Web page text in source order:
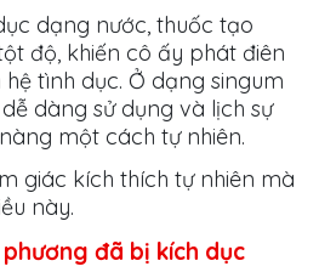
dạng nước, thuốc tạo
độ, khiến cô ấy phát điên
tình dục. Ở dạng singum
dàng sử dụng và lịch sự
một cách tự nhiên.
giác kích thích tự nhiên mà
này.
đã bị kích dục